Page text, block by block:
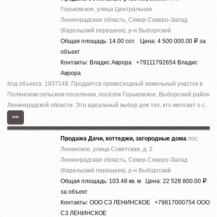
Горьковское, улица Центральная
Ленинградская область, Север-Северо-Запад
(Карельский перешеек), р-н Выборгский
Общая площадь: 14.00 сот. Цена: 4 500 000.00 Р за
объект
Контакты: Владис Аврора +79111792654 Владис
Аврора
Код объекта: 1937149. Продаётся превосходный земельный участок в
Полянском сельском поселении, посёлок Горьковское, Выборгский район
Ленинградской области. Это идеальный выбор для тех, кто мечтает о с...
>>
Продажа Дачи, коттеджи, загородные дома пос.
Ленинское, улица Советская, д. 2
Ленинградская область, Север-Северо-Запад
(Карельский перешеек), р-н Выборгский
Общая площадь: 103.48 кв. м Цена: 22 528 800.00 Р
за объект
Контакты: ООО СЗ ЛЕНИНСКОЕ +79817000754 ООО
СЗ ЛЕНИНСКОЕ